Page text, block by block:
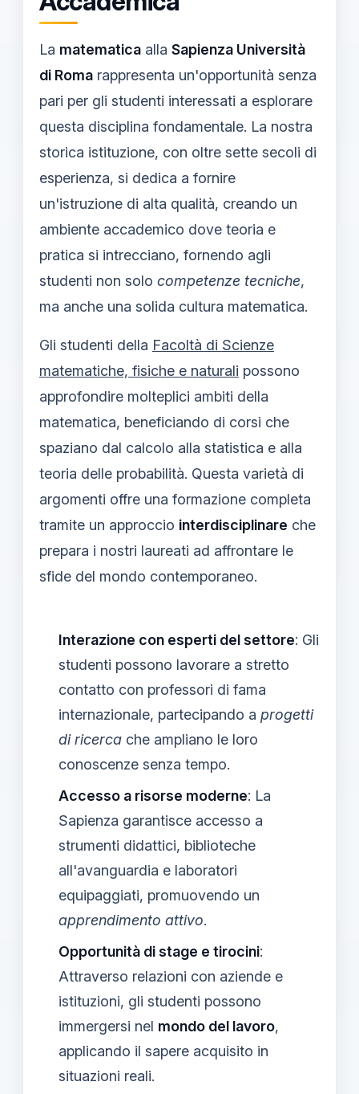
La matematica alla Sapienza Università
di Roma rappresenta un'opportunità senza
pari per gli studenti interessati a esplorare
questa disciplina fondamentale. La nostra
storica istituzione, con oltre sette secoli di
esperienza, si dedica a fornire
un'istruzione di alta qualità, creando un
ambiente accademico dove teoria e
pratica si intrecciano, fornendo agli
studenti non solo competenze tecniche,
ma anche una solida cultura matematica.
Gli studenti della Facoltà di Scienze
matematiche, fisiche e naturali possono
approfondire molteplici ambiti della
matematica, beneficiando di corsi che
spaziano dal calcolo alla statistica e alla
teoria delle probabilità. Questa varietà di
argomenti offre una formazione completa
tramite un approccio interdisciplinare che
prepara i nostri laureati ad affrontare le
sfide del mondo contemporaneo.
Interazione con esperti del settore: Gli
studenti possono lavorare a stretto
contatto con professori di fama
internazionale, partecipando a progetti
di ricerca che ampliano le loro
conoscenze senza tempo.
Accesso a risorse moderne: La
Sapienza garantisce accesso a
strumenti didattici, biblioteche
all'avanguardia e laboratori
equipaggiati, promuovendo un
apprendimento attivo.
Opportunità di stage e tirocini:
Attraverso relazioni con aziende e
istituzioni, gli studenti possono
immergersi nel mondo del lavoro,
applicando il sapere acquisito in
situazioni reali.